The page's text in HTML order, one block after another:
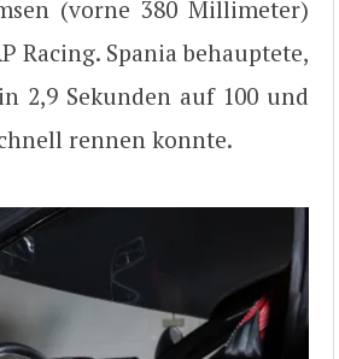
(vorne 380 Millimeter)
Racing. Spania behauptete,
2,9 Sekunden auf 100 und
rennen konnte.